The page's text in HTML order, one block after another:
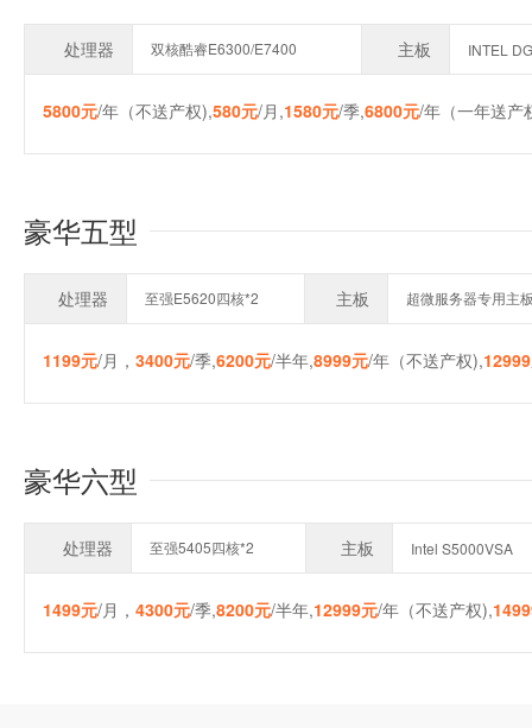
处理器 双核酷睿E6300/E7400 主板 INTEL
5800元/年（不送产权),580元/月,1580元/季,6800元/年（一年送产
豪华五型
处理器 至强E5620四核*2 主板 超微服务器专用主
1199元/月， 3400元/季,6200元/半年,8999元/年（不送产权),
豪华六型
处理器 至强5405四核*2 主板 Intel S5000VSA
1499元/月， 4300元/季,8200元/半年,12999元/年（不送产权),